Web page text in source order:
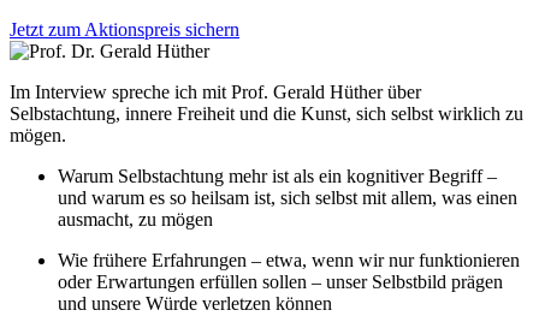
Jetzt zum Aktionspreis sichern
Im Interview spreche ich mit Prof. Gerald Hüther über
Selbstachtung, innere Freiheit und die Kunst, sich selbst wirklich zu
mögen.
Warum Selbstachtung mehr ist als ein kognitiver Begriff –
und warum es so heilsam ist, sich selbst mit allem, was einen
ausmacht, zu mögen
Wie frühere Erfahrungen – etwa, wenn wir nur funktionieren
oder Erwartungen erfüllen sollen – unser Selbstbild prägen
und unsere Würde verletzen können